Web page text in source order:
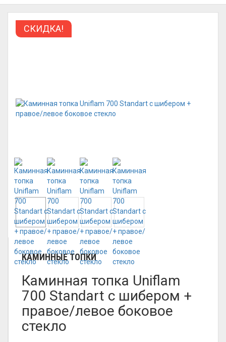
СКИДКА!
КАМИННЫЕ ТОПКИ
Каминная топка Uniflam
700 Standart с шибером +
правое/левое боковое
стекло